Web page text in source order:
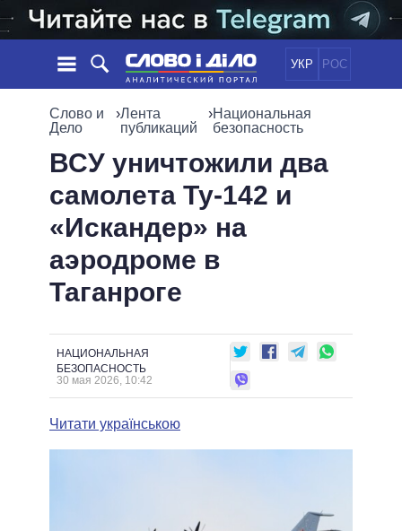
УКР РОС
НОВОСТИ
ЛЕНТА
СОБЫТИЯ
СТАТЬИ
МНЕНИЯ
ОБЗОРЫ
ДАЙДЖЕСТЫ
ЭКОНОМИКА
ОБЩЕСТВО
МИР
ПОЛИТИКИ
ВСЕ ПОЛИТИКИ
ПРЕЗИДЕНТ И ОФИС
ВЕРХОВНАЯ РАДА
КАБИНЕТ МИНИСТРОВ
ГЛАВЫ ОБЛАДМИНИСТРАЦИЙ
МЭРЫ
ВСЕ ПЕРСОНЫ
ИНФОГРАФИКА
ВИДЕО
СРАВНЕНИЕ ПОЛИТИКОВ
Слово и
Дело
›Лента
публикаций
›Национальная
безопасность
ВСУ уничтожили два
самолета Ту-142 и
«Искандер» на
аэродроме в
Таганроге
НАЦИОНАЛЬНАЯ
БЕЗОПАСНОСТЬ
30 мая 2026, 10:42
Читати українською